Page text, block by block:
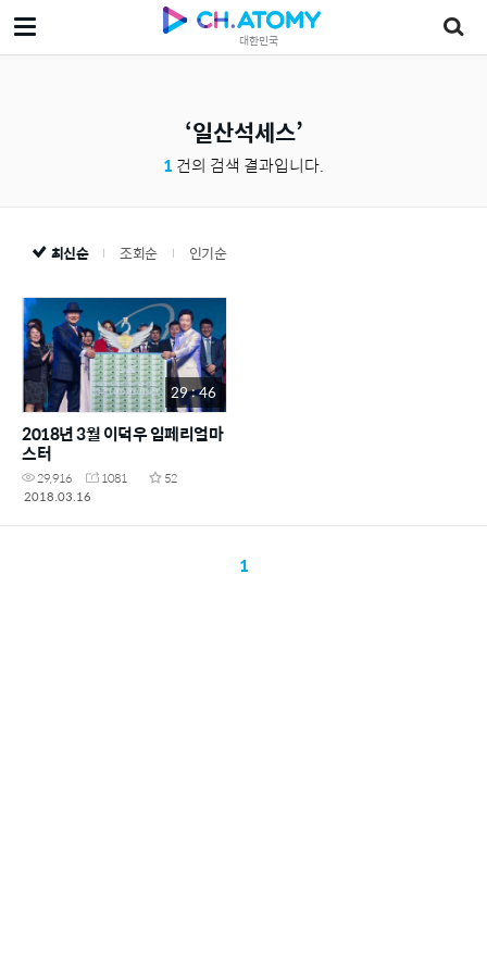
대한민국
일산석세스
1 건의 검색 결과입니다.
최신순 조회순 인기순
29 : 46
2018년 3월 이덕우 임페리얼마
스터
29,916 1081
52
2018.03.16
1